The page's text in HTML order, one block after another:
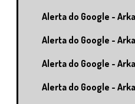
Alerta do Google -
Alerta do Google -
Alerta do Google -
Alerta do Google -